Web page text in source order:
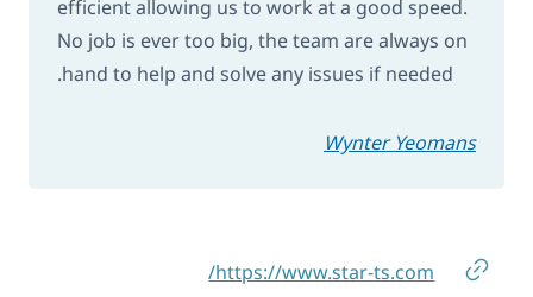
No job is ever too big, the team are always on
hand to help and solve any issues if needed.
Wynter Yeomans
https://www.star-ts.com/